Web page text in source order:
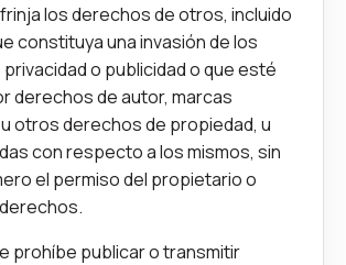
los derechos de otros, incluido
constituya una invasión de los
o publicidad o que esté
derechos de autor, marcas
otros derechos de propiedad, u
con respecto a los mismos, sin
el permiso del propietario o
prohíbe publicar o transmitir